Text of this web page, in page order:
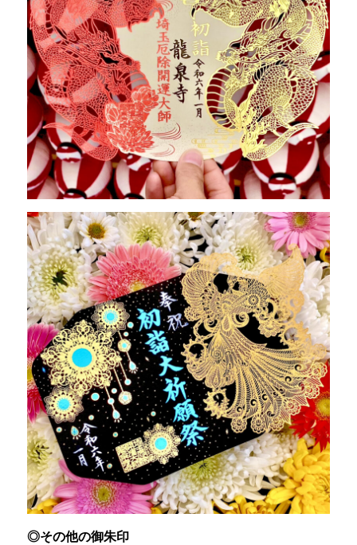
◎その他の御朱印